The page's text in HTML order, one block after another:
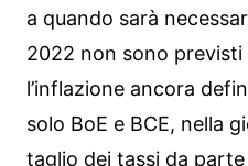
a quando sarà
2022 non sono
l’inflazione ancora
solo BoE e BCE, nella
taglio dei tassi da